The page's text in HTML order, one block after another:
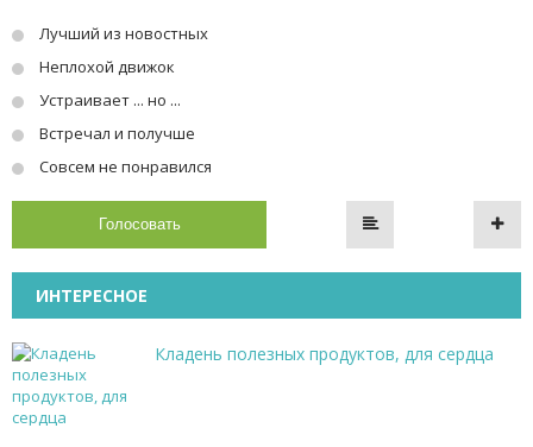
Лучший из новостных
Неплохой движок
Устраивает ... но ...
Встречал и получше
Совсем не понравился
Голосовать
ИНТЕРЕСНОЕ
Кладень полезных продуктов, для сердца